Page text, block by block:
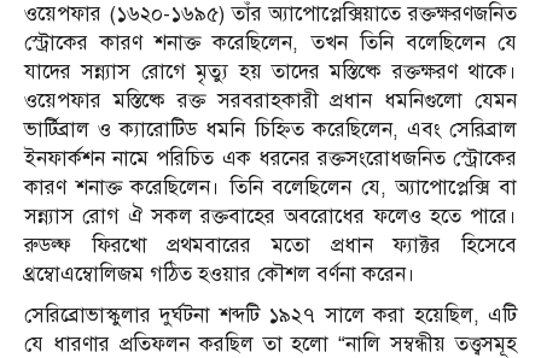
ওয়েপফার (১৬২০-১৬৯৫) তাঁর অ্যাপোপ্লেক্সিয়াতে রক্তক্ষরণজনিত
স্ট্রোকের কারণ শনাক্ত করেছিলেন, তখন তিনি বলেছিলেন যে
যাদের সন্ন্যাস রোগে মৃত্যু হয় তাদের মস্তিষ্কে রক্তক্ষরণ থাকে।
ওয়েপফার মস্তিষ্কে রক্ত সরবরাহকারী প্রধান ধমনিগুলো যেমন
ভার্টিব্রাল ও ক্যারোটিড ধমনি চিহ্নিত করেছিলেন, এবং সেরিব্রাল
ইনফার্কশন নামে পরিচিত এক ধরনের রক্তসংরোধজনিত স্ট্রোকের
কারণ শনাক্ত করেছিলেন। তিনি বলেছিলেন যে, অ্যাপোপ্লেক্সি বা
সন্ন্যাস রোগ ঐ সকল রক্তবাহের অবরোধের ফলেও হতে পারে।
রুডল্ফ ফিরখো প্রথমবারের মতো প্রধান ফ্যাক্টর হিসেবে
থ্রম্বোএম্বোলিজম গঠিত হওয়ার কৌশল বর্ণনা করেন।
সেরিব্রোভাস্কুলার দুর্ঘটনা শব্দটি ১৯২৭ সালে করা হয়েছিল, এটি
যে ধারণার প্রতিফলন করছিল তা হলো “নালি সম্বন্ধীয় তত্ত্বসমূহ